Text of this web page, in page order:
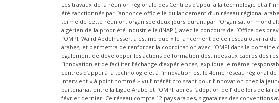
Les travaux de la réunion régionale des Centres d’appui à la technologie et à
été sanctionnés par l’annonce officielle du lancement d’un réseau régional
terme de cette réunion, organisée deux jours durant par l’Organisation
algérien de la propriété industrielle (INAPI), avec le concours de l’Office des
l’OMPI, Walid Abdelnasser, a estimé que « le lancement de ce réseau ouvrira
arabes, et permettra de renforcer la coordination avec l’OMPI dans le
également de développer les actions de formation destinées aux cadres des
l’innovation et de faciliter l’échange d’expériences, explique le même
centres d’appui à la technologie et à l’innovation est le 4eme réseau régional
intervient « à point nommé » vu l’intérêt croissant pour l’innovation chez la
partenariat entre la Ligue Arabe et l’OMPI, après l’adoption de l’idée lors de
février dernier. Ce réseau compte 12 pays arabes, signataires des conventions